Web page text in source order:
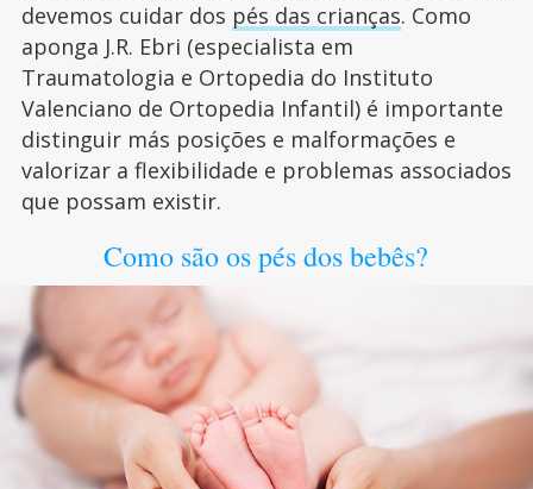
devemos cuidar dos pés das crianças. Como
aponga J.R. Ebri (especialista em
Traumatologia e Ortopedia do Instituto
Valenciano de Ortopedia Infantil) é importante
distinguir más posições e malformações e
valorizar a flexibilidade e problemas associados
que possam existir.
Como são os pés dos bebês?